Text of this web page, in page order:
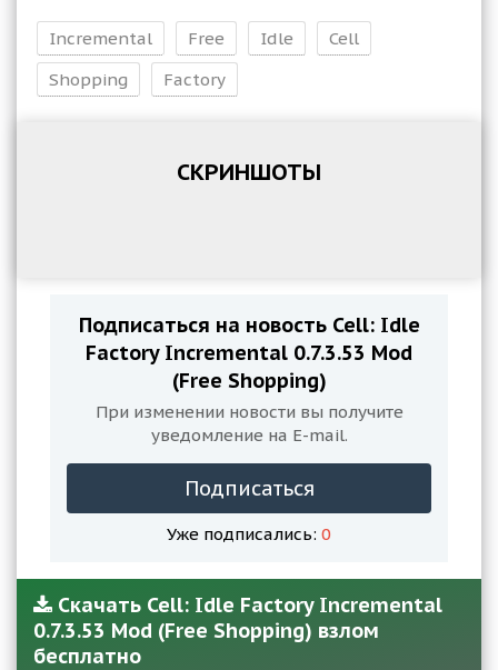
Incremental Free Idle
Cell
Shopping
Factory
СКРИНШОТЫ
Подписаться на новость Cell: Idle
Factory Incremental 0.7.3.53 Mod
(Free Shopping)
При изменении новости вы получите
уведомление на E-mail.
Подписаться
Уже подписались: 0
Скачать Cell: Idle Factory Incremental
0.7.3.53 Mod (Free Shopping) взлом
бесплатно